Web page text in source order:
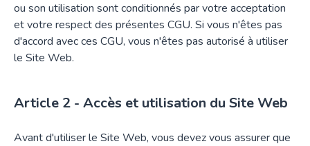
ou son utilisation sont conditionnés par votre acceptation
et votre respect des présentes CGU. Si vous n'êtes pas
d'accord avec ces CGU, vous n'êtes pas autorisé à utiliser
le Site Web.
Accès et utilisation du Site Web
Avant d'utiliser le Site Web, vous devez vous assurer que